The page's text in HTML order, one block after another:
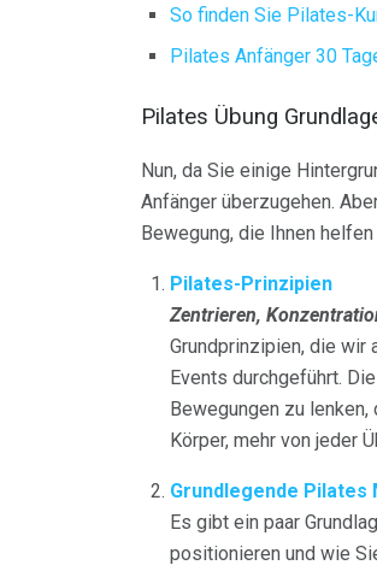
So finden Sie Pilates-
Pilates Anfänger 30
Pilates Übung
Nun, da Sie einige
Anfänger überzugehen.
Bewegung, die Ihnen
Pilates-Prinzipien
Zentrieren,
Grundprinzipien, die
Events durchgeführt.
Bewegungen zu
Körper, mehr von jeder
Grundlegende Pilates
Es gibt ein paar
positionieren und wie